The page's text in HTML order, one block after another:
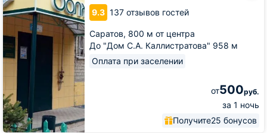
9.3 137 отзывов гостей
Саратов, 800 м от центра
До "Дом С.А. Каллистратова" 958 м
Оплата при заселении
от500руб.
за 1 ночь
Получите25 бонусов